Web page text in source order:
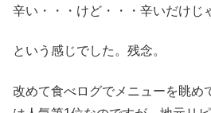
辛い・・・けど・・・辛いだけじ
という感じでした。残念。
改めて食べログでメニューを眺め